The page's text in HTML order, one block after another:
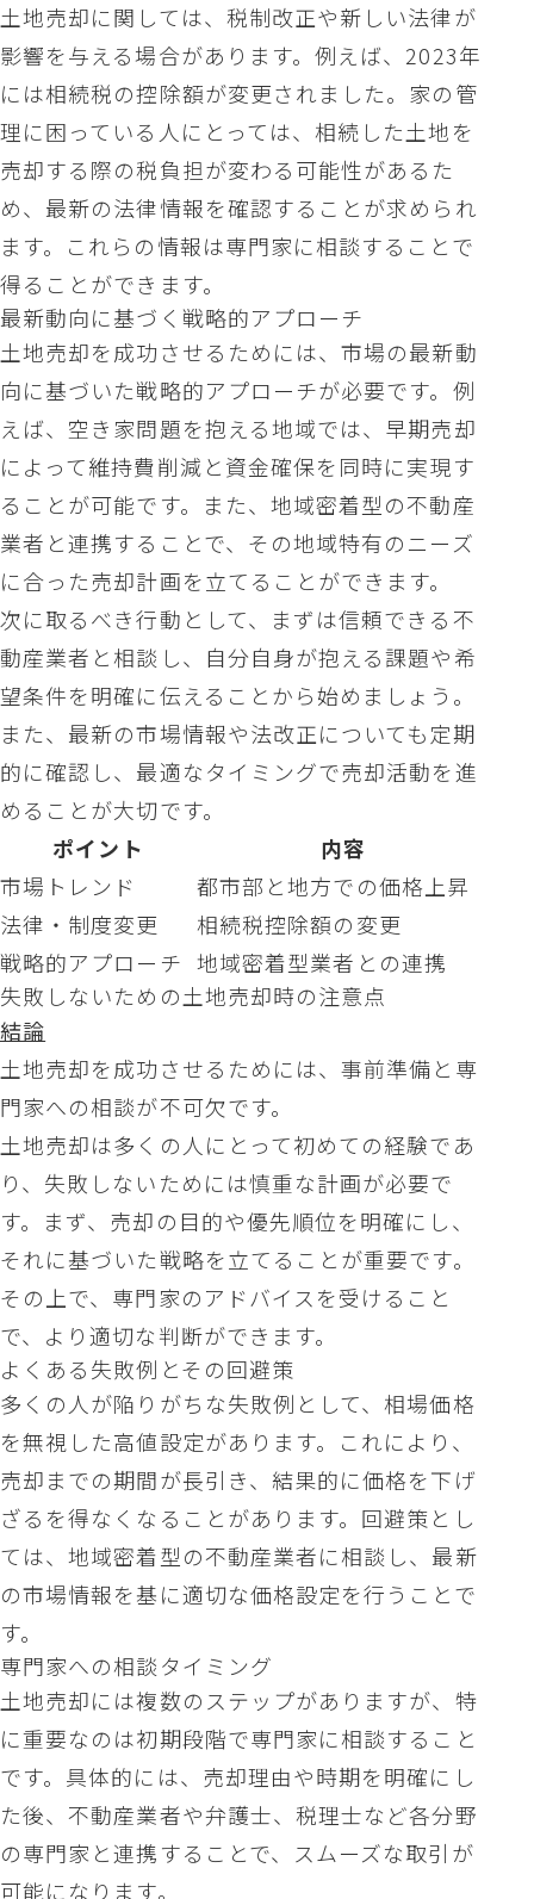
土地売却に関しては、税制改正や新しい法律が
影響を与える場合があります。例えば、2023年
には相続税の控除額が変更されました。家の管
理に困っている人にとっては、相続した土地を
売却する際の税負担が変わる可能性があるた
め、最新の法律情報を確認することが求められ
ます。これらの情報は専門家に相談することで
得ることができます。
最新動向に基づく戦略的アプローチ
土地売却を成功させるためには、市場の最新動
向に基づいた戦略的アプローチが必要です。例
えば、空き家問題を抱える地域では、早期売却
によって維持費削減と資金確保を同時に実現す
ることが可能です。また、地域密着型の不動産
業者と連携することで、その地域特有のニーズ
に合った売却計画を立てることができます。
次に取るべき行動として、まずは信頼できる不
動産業者と相談し、自分自身が抱える課題や希
望条件を明確に伝えることから始めましょう。
また、最新の市場情報や法改正についても定期
的に確認し、最適なタイミングで売却活動を進
めることが大切です。
ポイント
内容
市場トレンド
都市部と地方での価格上昇
法律・制度変更
相続税控除額の変更
戦略的アプローチ 地域密着型業者との連携
失敗しないための土地売却時の注意点
結論
土地売却を成功させるためには、事前準備と専
門家への相談が不可欠です。
土地売却は多くの人にとって初めての経験であ
り、失敗しないためには慎重な計画が必要で
す。まず、売却の目的や優先順位を明確にし、
それに基づいた戦略を立てることが重要です。
その上で、専門家のアドバイスを受けること
で、より適切な判断ができます。
よくある失敗例とその回避策
多くの人が陥りがちな失敗例として、相場価格
を無視した高値設定があります。これにより、
売却までの期間が長引き、結果的に価格を下げ
ざるを得なくなることがあります。回避策とし
ては、地域密着型の不動産業者に相談し、最新
の市場情報を基に適切な価格設定を行うことで
す。
専門家への相談タイミング
土地売却には複数のステップがありますが、特
に重要なのは初期段階で専門家に相談すること
です。具体的には、売却理由や時期を明確にし
た後、不動産業者や弁護士、税理士など各分野
の専門家と連携することで、スムーズな取引が
可能になります。